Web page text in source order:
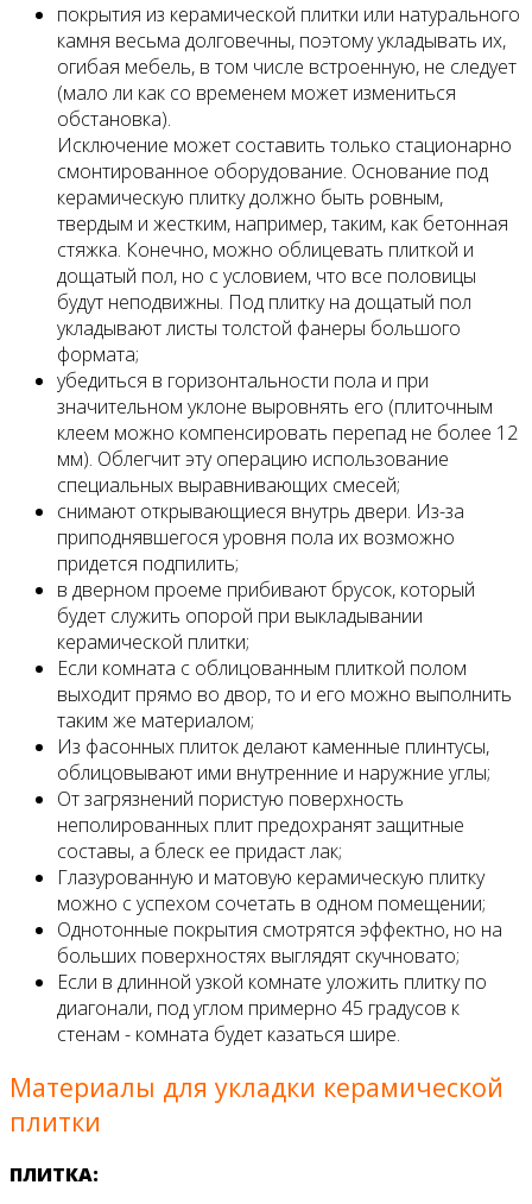
покрытия из керамической плитки или натурального
камня весьма долговечны, поэтому укладывать их,
огибая мебель, в том числе встроенную, не следует
(мало ли как со временем может измениться
обстановка).
Исключение может составить только стационарно
смонтиро­ванное оборудование. Основание под
керамическую плитку должно быть ровным,
твердым и жестким, например, таким, как бетонная
стяжка. Конечно, можно облицевать плиткой и
дощатый пол, но с условием, что все половицы
будут неподвижны. Под плитку на дощатый пол
укладывают листы толстой фанеры большого
формата;
убедиться в горизонтальности пола и при
значительном уклоне выровнять его (плиточным
клеем можно компенсировать перепад не более 12
мм). Облегчит эту операцию использование
специальных выравнивающих смесей;
снимают открывающиеся внутрь двери. Из-за
приподнявшегося уровня пола их возмож­но
придется подпилить;
в дверном проеме прибивают брусок, который
будет служить опорой при выкладывании
керамической плитки;
Если комната с облицованным плиткой полом
выходит прямо во двор, то и его можно выполнить
таким же материалом;
Из фасонных плиток делают каменные плинтусы,
облицовывают ими внутренние и наружние углы;
От загрязнений пористую поверхность
неполированных плит предохранят защитные
составы, а блеск ее придаст лак;
Глазурованную и матовую керамическую плитку
можно с успехом сочетать в одном помещении;
Однотонные покрытия смотрятся эффектно, но на
больших поверхностях выглядят скучновато;
Если в длинной узкой комнате уложить плитку по
диагонали, под углом примерно 45 градусов к
стенам - комната будет казаться шире.
Материалы для укладки керамической
плитки
ПЛИТКА: